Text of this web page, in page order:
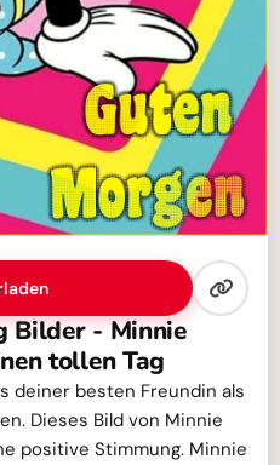
Bilder - Minnie
tollen Tag
deiner besten Freundin als
Dieses Bild von Minnie
positive Stimmung. Minnie